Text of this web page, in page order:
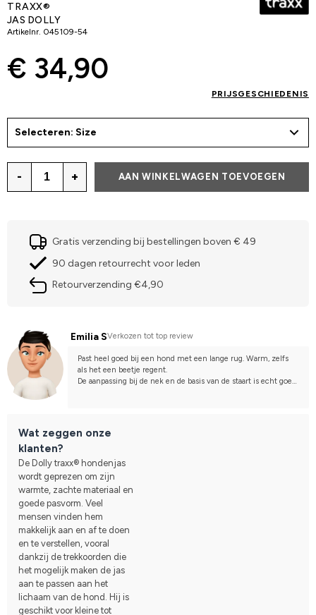
TRAXX®
JAS DOLLY
Artikelnr. 045109-54
€ 34,90
PRIJSGESCHIEDENIS
Selecteren: Size
- + AAN WINKELWAGEN TOEVOEGEN
Gratis verzending bij bestellingen boven € 49
90 dagen retourrecht voor leden
Retourverzending €4,90
Emilia SVerkozen tot top review
Past heel goed bij een hond met een lange rug. Warm, zelfs
als het een beetje regent.
De aanpassing bij de nek en de basis van de staart is echt goed!
Wat zeggen onze
klanten?
De Dolly traxx® hondenjas
wordt geprezen om zijn
warmte, zachte materiaal en
goede pasvorm. Veel
mensen vinden hem
makkelijk aan en af te doen
en te verstellen, vooral
dankzij de trekkoorden die
het mogelijk maken de jas
aan te passen aan het
lichaam van de hond. Hij is
geschikt voor kleine tot